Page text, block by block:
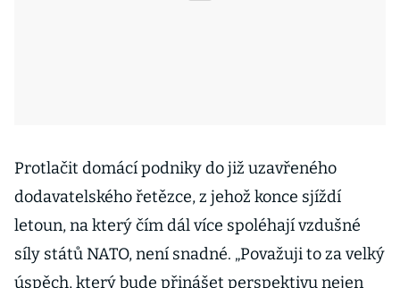
Protlačit domácí podniky do již uzavřeného
dodavatelského řetězce, z jehož konce sjíždí
letoun, na který čím dál více spoléhají vzdušné
síly států NATO, není snadné. „Považuji to za velký
úspěch, který bude přinášet perspektivu nejen